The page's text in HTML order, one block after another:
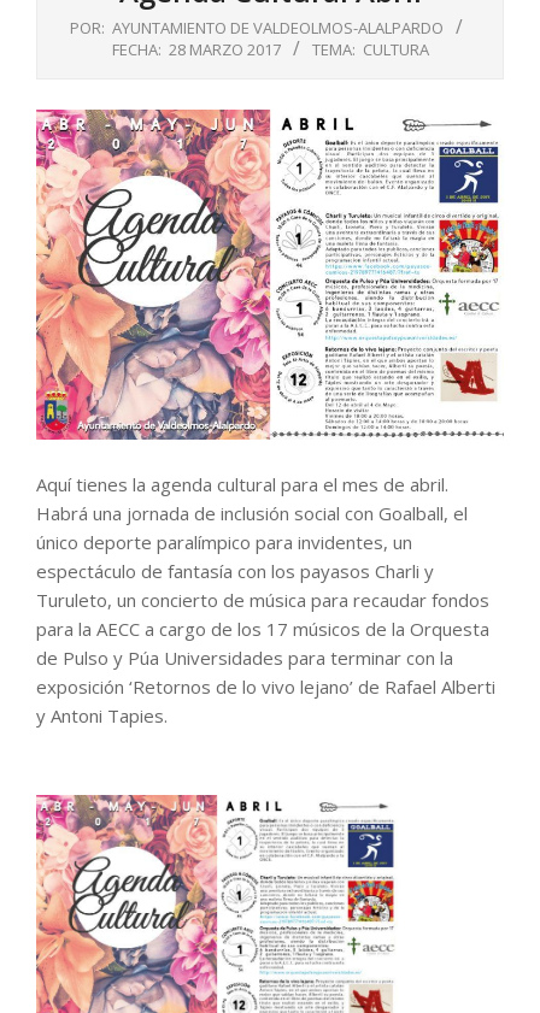
POR: AYUNTAMIENTO DE VALDEOLMOS-ALALPARDO
FECHA: 28 MARZO 2017 TEMA: CULTURA
Aquí tienes la agenda cultural para el mes de abril.
Habrá una jornada de inclusión social con Goalball, el
único deporte paralímpico para invidentes, un
espectáculo de fantasía con los payasos Charli y
Turuleto, un concierto de música para recaudar fondos
para la AECC a cargo de los 17 músicos de la Orquesta
de Pulso y Púa Universidades para terminar con la
exposición ‘Retornos de lo vivo lejano’ de Rafael Alberti
y Antoni Tapies.